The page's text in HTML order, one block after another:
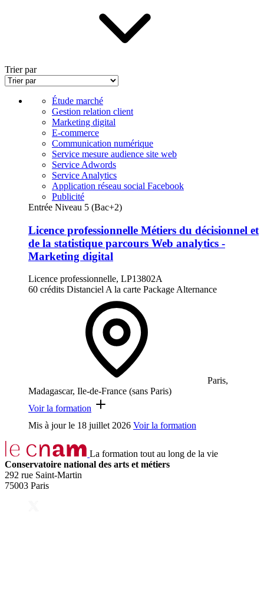
Trier par
Étude marché
Gestion relation client
Marketing digital
E-commerce
Communication numérique
Service mesure audience site web
Service Adwords
Service Analytics
Application réseau social Facebook
Publicité
Entrée Niveau 5 (Bac+2)
Licence professionnelle Métiers du décisionnel et
de la statistique parcours Web analytics -
Marketing digital
Licence professionnelle, LP13802A
60 crédits Distanciel A la carte Package Alternance
Paris,
Madagascar, Ile-de-France (sans Paris)
Voir la formation
Mis à jour le 18 juillet 2026 Voir la formation
La formation tout au long de la vie
Conservatoire national des arts et métiers
292 rue Saint-Martin
75003 Paris